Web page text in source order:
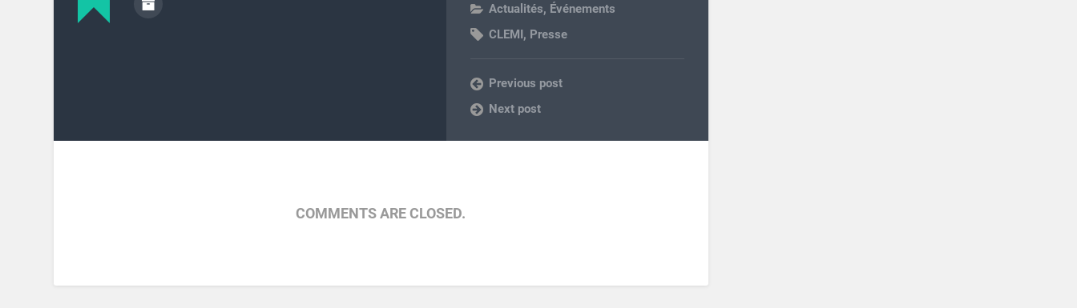
Actualités, Événements
CLEMI, Presse
Previous post
Next post
COMMENTS ARE CLOSED.